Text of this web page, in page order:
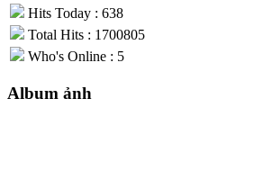
Hits Today : 638
Total Hits : 1700805
Who's Online : 5
Album ảnh